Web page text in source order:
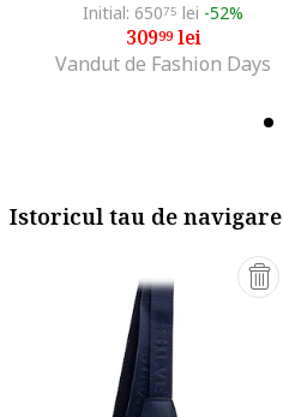
Initial: 65075 lei -52%
30999lei
Vandut de Fashion Days
Istoricul tau de navigare